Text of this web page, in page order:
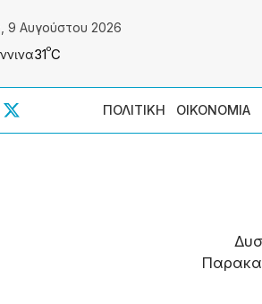
9 Αυγούστου 2026
31ºC
ΠΟΛΙΤΙΚΗ ΟΙΚΟΝΟΜΙΑ